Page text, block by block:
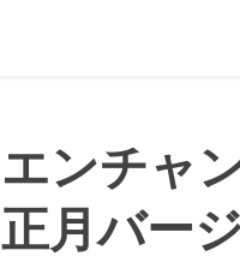
エンチャ
正月バー